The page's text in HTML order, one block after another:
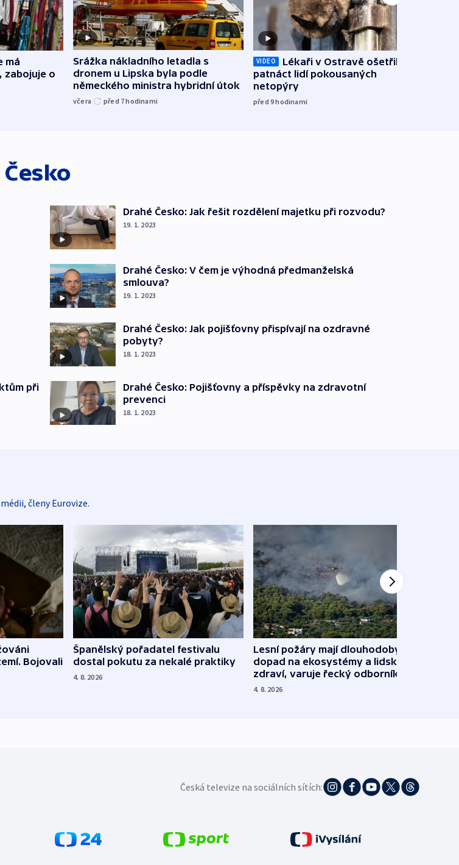
má
zabojuje o
Srážka nákladního letadla s
dronem u Lipska byla podle
německého ministra hybridní útok
včera před 7hodinami
VIDEO
Lékaři v Ostravě ošetřili už
patnáct lidí pokousaných
netopýry
před 9hodinami
při
Drahé Česko: Jak řešit rozdělení majetku při rozvodu?
19. 1. 2023
Drahé Česko: V čem je výhodná předmanželská
smlouva?
19. 1. 2023
Drahé Česko: Jak pojišťovny přispívají na ozdravné
pobyty?
18. 1. 2023
Drahé Česko: Pojišťovny a příspěvky na zdravotní
prevenci
18. 1. 2023
členy Eurovize.
Bojovali
Španělský pořadatel festivalu
dostal pokutu za nekalé praktiky
4. 8. 2026
Lesní požáry mají dlouhodobý
dopad na ekosystémy a lidské
zdraví, varuje řecký odborník
4. 8. 2026
Česká televize na sociálních sítích: